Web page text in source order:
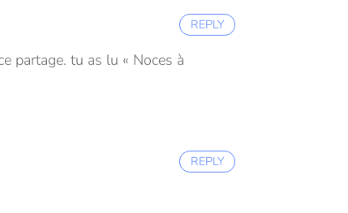
partage. tu as lu « Noces à
REPLY
REPLY